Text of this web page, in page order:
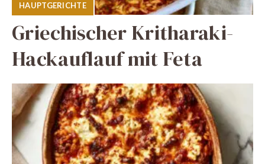
HAUPTGERICHTE
Griechischer Kritharaki-
Hackauflauf mit Feta